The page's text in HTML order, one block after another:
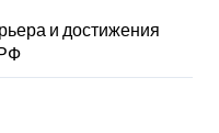
и достижения